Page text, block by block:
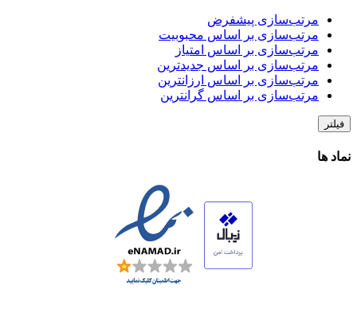
مرتب‌سازی پیشفرض
مرتب‌سازی بر اساس محبوبیت
مرتب‌سازی بر اساس امتیاز
مرتب‌سازی بر اساس جدیدترین
مرتب‌سازی بر اساس ارزانترین
مرتب‌سازی بر اساس گرانترین
فیلتر
نماد ها